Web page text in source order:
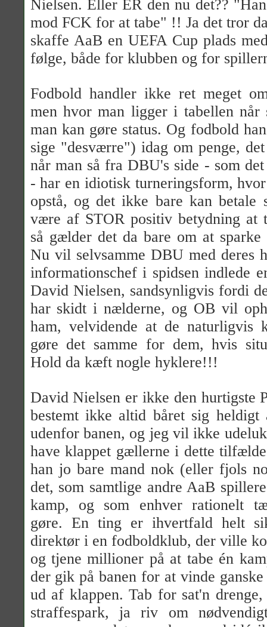
Nielsen. Eller ER den nu det??
mod FCK for at tabe" !! Ja det tror
skaffe AaB en UEFA Cup plads
følge, både for klubben og for
Fodbold handler ikke ret meget
men hvor man ligger i tabellen når
man kan gøre status. Og fodbold
sige "desværre") idag om penge,
når man så fra DBU's side - som
- har en idiotisk turneringsform,
opstå, og det ikke bare kan betale
være af STOR positiv betydning at
så gælder det da bare om at
Nu vil selvsamme DBU med deres
informationschef i spidsen indlede
David Nielsen, sandsynligvis fordi
har skidt i nælderne, og OB vil
ham, velvidende at de naturligvis
gøre det samme for dem, hvis
Hold da kæft nogle hyklere!!!
David Nielsen er ikke den hurtigste
bestemt ikke altid båret sig heldigt
udenfor banen, og jeg vil ikke
have klappet gællerne i dette
han jo bare mand nok (eller fjols
det, som samtlige andre AaB
kamp, og som enhver rationelt
gøre. En ting er ihvertfald helt
direktør i en fodboldklub, der ville
og tjene millioner på at tabe én
der gik på banen for at vinde
ud af klappen. Tab for sat'n
straffespark, ja riv om